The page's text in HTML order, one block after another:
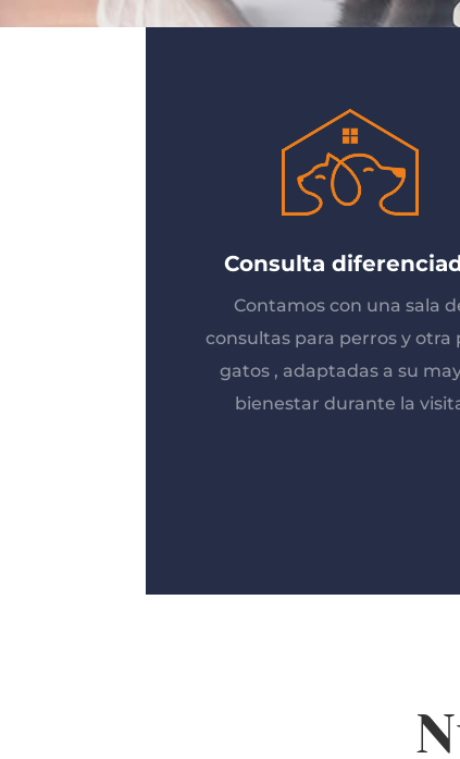
Consulta
Contamos con una sala
consultas para perros y otra
gatos , adaptadas a su
bienestar durante la